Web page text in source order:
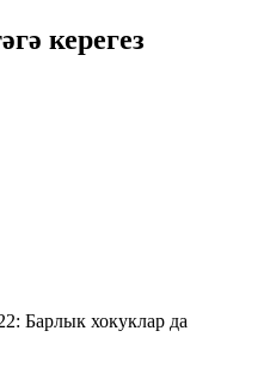
керегез
Барлык хокуклар да